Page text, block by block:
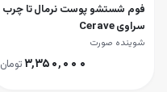
فوم شستشو پوست نرمال تا چرب
سراوی Cerave
شوینده صورت
۳٬۳۵۰٬۰۰۰تومان